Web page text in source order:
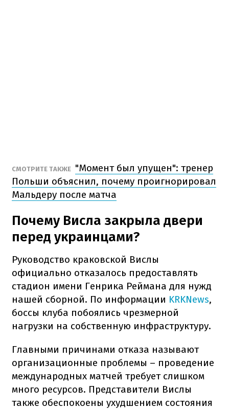
СМОТРИТЕ ТАКЖЕ "Момент был упущен": тренер
Польши объяснил, почему проигнорировал
Мальдеру после матча
Почему Висла закрыла двери
перед украинцами?
Руководство краковской Вислы
официально отказалось предоставлять
стадион имени Генрика Реймана для нужд
нашей сборной. По информации KRKNews,
боссы клуба побоялись чрезмерной
нагрузки на собственную инфраструктуру.
Главными причинами отказа называют
организационные проблемы – проведение
международных матчей требует слишком
много ресурсов. Представители Вислы
также обеспокоены ухудшением состояния